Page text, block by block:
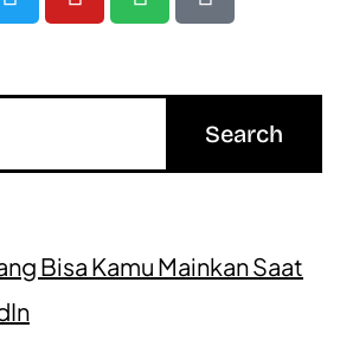
Bisa Kamu Mainkan Saat